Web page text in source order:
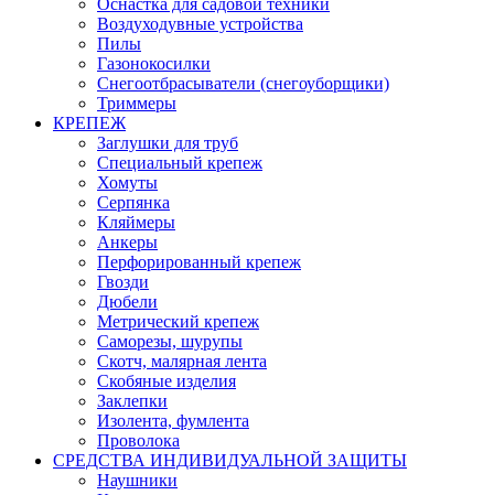
Воздуходувные устройства
Пилы
Газонокосилки
Снегоотбрасыватели (снегоуборщики)
Триммеры
КРЕПЕЖ
Заглушки для труб
Специальный крепеж
Хомуты
Серпянка
Кляймеры
Анкеры
Перфорированный крепеж
Гвозди
Дюбели
Метрический крепеж
Саморезы, шурупы
Скотч, малярная лента
Скобяные изделия
Заклепки
Изолента, фумлента
Проволока
СРЕДСТВА ИНДИВИДУАЛЬНОЙ ЗАЩИТЫ
Наушники